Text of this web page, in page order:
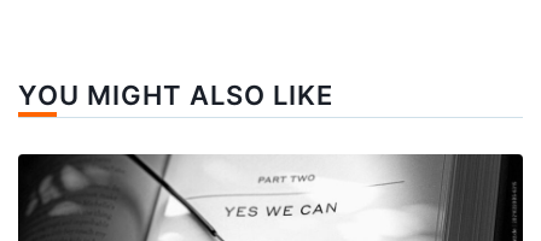
YOU MIGHT ALSO LIKE